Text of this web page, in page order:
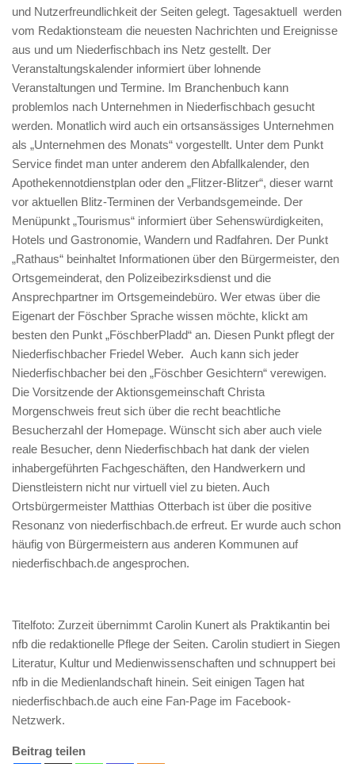
und Nutzerfreundlichkeit der Seiten gelegt. Tagesaktuell werden
vom Redaktionsteam die neuesten Nachrichten und Ereignisse
aus und um Niederfischbach ins Netz gestellt. Der
Veranstaltungskalender informiert über lohnende
Veranstaltungen und Termine. Im Branchenbuch kann
problemlos nach Unternehmen in Niederfischbach gesucht
werden. Monatlich wird auch ein ortsansässiges Unternehmen
als „Unternehmen des Monats“ vorgestellt. Unter dem Punkt
Service findet man unter anderem den Abfallkalender, den
Apothekennotdienstplan oder den „Flitzer-Blitzer“, dieser warnt
vor aktuellen Blitz-Terminen der Verbandsgemeinde. Der
Menüpunkt „Tourismus“ informiert über Sehenswürdigkeiten,
Hotels und Gastronomie, Wandern und Radfahren. Der Punkt
„Rathaus“ beinhaltet Informationen über den Bürgermeister, den
Ortsgemeinderat, den Polizeibezirksdienst und die
Ansprechpartner im Ortsgemeindebüro. Wer etwas über die
Eigenart der Föschber Sprache wissen möchte, klickt am
besten den Punkt „FöschberPladd“ an. Diesen Punkt pflegt der
Niederfischbacher Friedel Weber. Auch kann sich jeder
Niederfischbacher bei den „Föschber Gesichtern“ verewigen.
Die Vorsitzende der Aktionsgemeinschaft Christa
Morgenschweis freut sich über die recht beachtliche
Besucherzahl der Homepage. Wünscht sich aber auch viele
reale Besucher, denn Niederfischbach hat dank der vielen
inhabergeführten Fachgeschäften, den Handwerkern und
Dienstleistern nicht nur virtuell viel zu bieten. Auch
Ortsbürgermeister Matthias Otterbach ist über die positive
Resonanz von niederfischbach.de erfreut. Er wurde auch schon
häufig von Bürgermeistern aus anderen Kommunen auf
niederfischbach.de angesprochen.
Titelfoto: Zurzeit übernimmt Carolin Kunert als Praktikantin bei
nfb die redaktionelle Pflege der Seiten. Carolin studiert in Siegen
Literatur, Kultur und Medienwissenschaften und schnuppert bei
nfb in die Medienlandschaft hinein. Seit einigen Tagen hat
niederfischbach.de auch eine Fan-Page im Facebook-
Netzwerk.
Beitrag teilen